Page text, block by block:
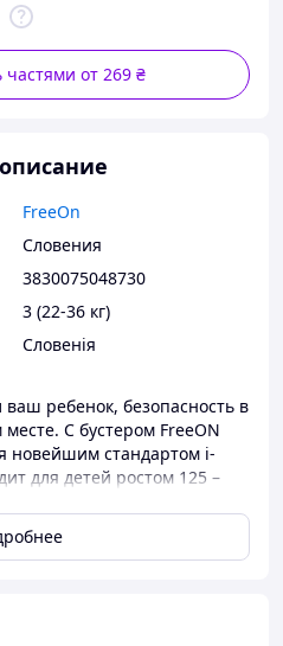
от 269 ₴
FreeOn
Словения
3830075048730
3 (22-36 кг)
Словенія
ребенок, безопасность в
С бустером FreeON
новейшим стандартом i-
для детей ростом 125 –
за происходящим. Сиденье
с этими